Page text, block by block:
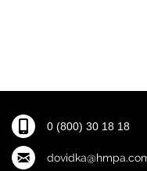
0 (800) 30 18 18